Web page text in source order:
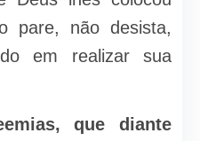
pare, não desista,
em realizar sua
que diante